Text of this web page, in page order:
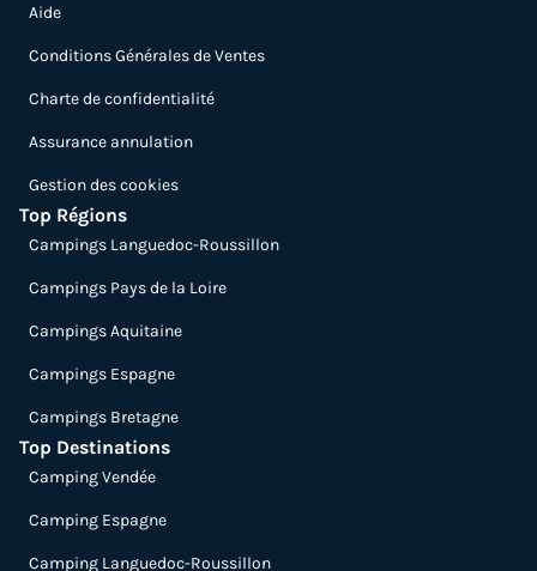
Aide
Conditions Générales de Ventes
Charte de confidentialité
Assurance annulation
Gestion des cookies
Top Régions
Campings Languedoc-Roussillon
Campings Pays de la Loire
Campings Aquitaine
Campings Espagne
Campings Bretagne
Top Destinations
Camping Vendée
Camping Espagne
Camping Languedoc-Roussillon